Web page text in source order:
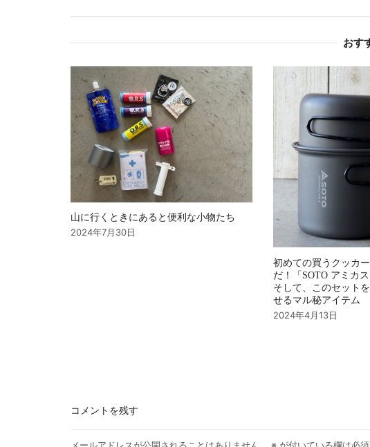
シ
ョ
ン
おす
山に行くときにあると便利な小物たち
2024年7月30日
初めての買うクッカ
だ！「SOTO アミカ
そして、このセット
せるマル秘アイテム
2024年4月13日
コメントを残す
メールアドレスが公開されることはありません。 ※ が付いている欄は必